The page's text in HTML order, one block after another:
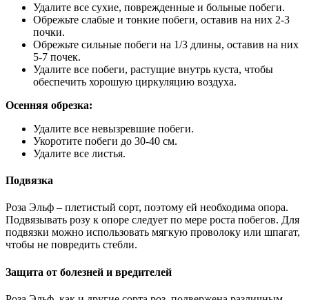
Удалите все сухие, поврежденные и больные побеги.
Обрежьте слабые и тонкие побеги, оставив на них 2-3
почки.
Обрежьте сильные побеги на 1/3 длины, оставив на них
5-7 почек.
Удалите все побеги, растущие внутрь куста, чтобы
обеспечить хорошую циркуляцию воздуха.
Осенняя обрезка:
Удалите все невызревшие побеги.
Укоротите побеги до 30-40 см.
Удалите все листья.
Подвязка
Роза Эльф – плетистый сорт, поэтому ей необходима опора.
Подвязывать розу к опоре следует по мере роста побегов. Для
подвязки можно использовать мягкую проволоку или шпагат,
чтобы не повредить стебли.
Защита от болезней и вредителей